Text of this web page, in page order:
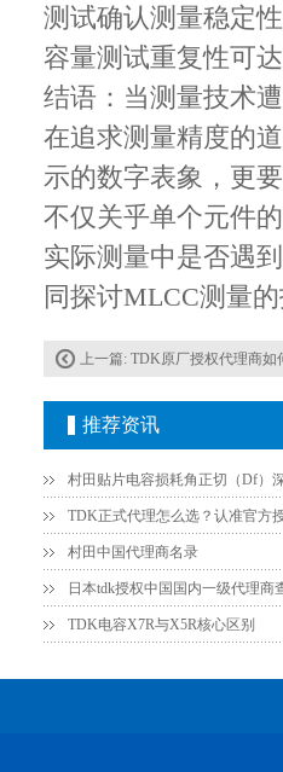
测试确认测量稳定
容量测试重复性可
结语：当测量技术
在追求测量精度的
示的数字表象，更
不仅关乎单个元件
实际测量中是否遇
同探讨MLCC测量
上一篇: TDK原厂授权代理商如何
推荐资讯
村田中国代理商名录
日本tdk授权中国国内一级代理商
TDK电容X7R与X5R核心区别